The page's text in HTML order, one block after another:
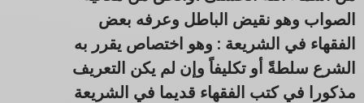
الصواب وهو نقيض الباطل وعرفه بعض
الفقهاء في الشريعة : وهو اختصاص يقرر به
الشرع سلطةً أو تكليفاً وإن لم يكن التعريف
مذكورا في كتب الفقهاء قديما في الشريعة